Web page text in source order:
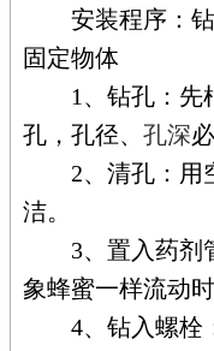
安装程序：钻孔
固定物体
1、钻孔：先根
孔，孔径、 孔深
2、清孔：用空
洁。
3、置入药剂管
象蜂蜜一样流动
4、钻入螺栓：